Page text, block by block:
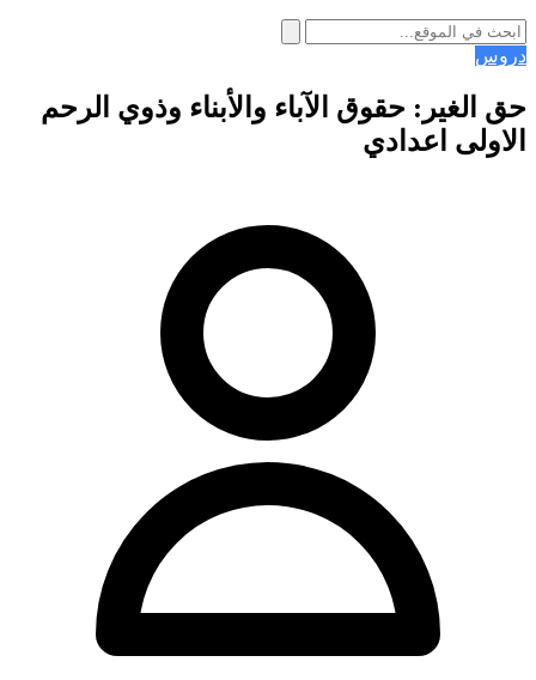
دروس
حق الغير: حقوق الآباء والأبناء وذوي الرحم
الاولى اعدادي